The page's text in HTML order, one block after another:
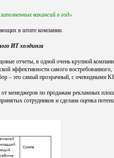
вакансий в год»
в штате компании.
ИТ холдинга
отчеты, в одной очень крупной
эффективности самого
– это самый прозрачный, с очевидными
от менеджеров по продажам рекламных
сотрудников и сделана оценка